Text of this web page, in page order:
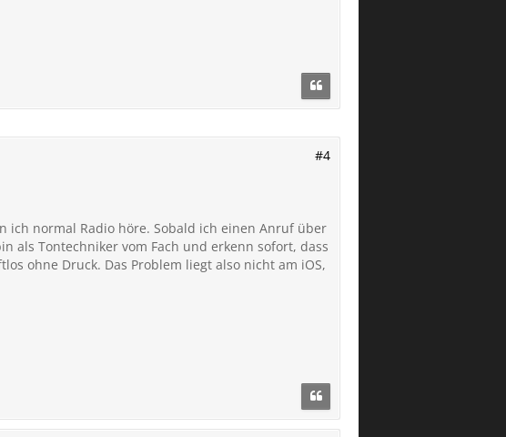
#4
ich normal Radio höre. Sobald ich einen Anruf über
als Tontechniker vom Fach und erkenn sofort, dass
ohne Druck. Das Problem liegt also nicht am iOS,